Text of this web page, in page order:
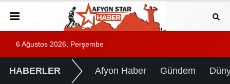
6 Ağustos 2026, Perşembe
HABERLER Afyon Haber Gündem